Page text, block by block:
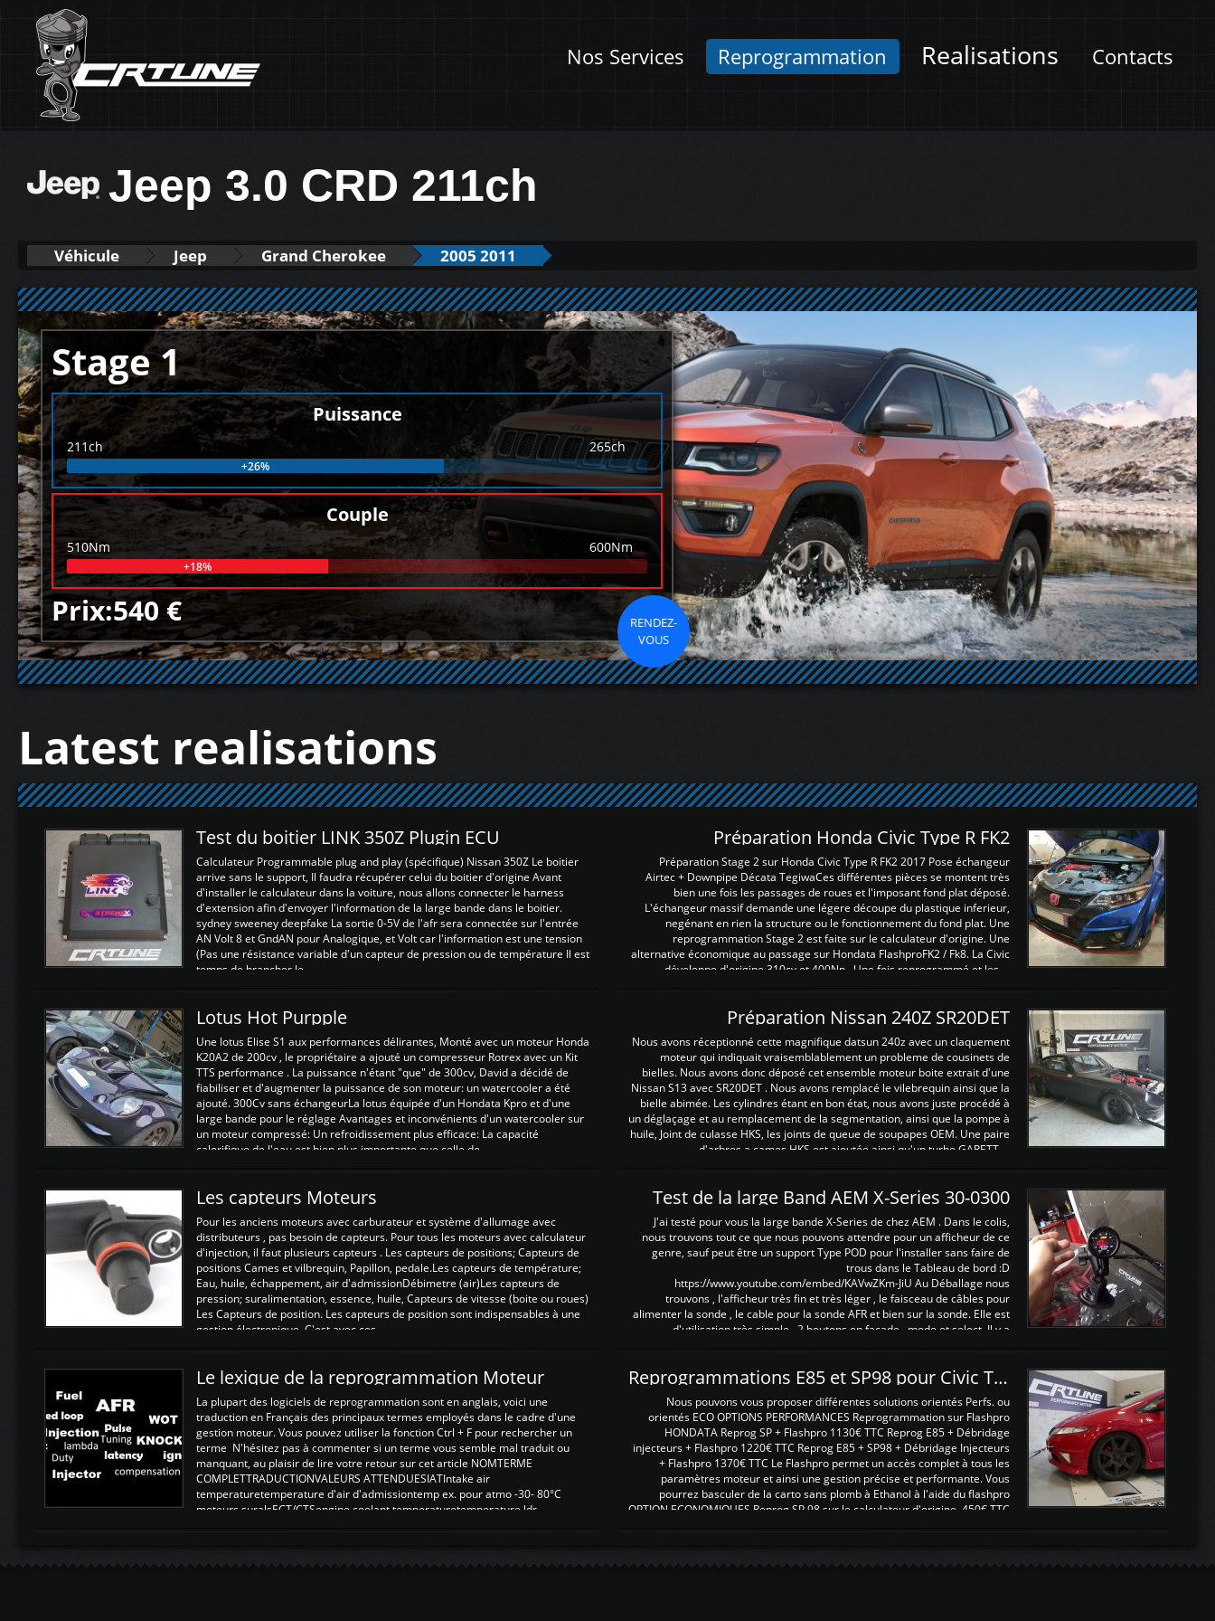
Nos Services Reprogrammation Realisations Contacts
Jeep 3.0 CRD 211ch
Véhicule Jeep Grand Cherokee 2005 2011
Stage 1
Puissance
211ch 265ch
+26%
Couple
510Nm 600Nm
+18%
Prix:540 €
RENDEZ-
VOUS
Latest realisations
Test du boitier LINK 350Z Plugin ECU
Calculateur Programmable plug and play (spécifique) Nissan 350Z Le boitier
arrive sans le support, Il faudra récupérer celui du boitier d'origine Avant
d'installer le calculateur dans la voiture, nous allons connecter le harness
d'extension afin d'envoyer l'information de la large bande dans le boitier.
sydney sweeney deepfake La sortie 0-5V de l'afr sera connectée sur l'entrée
AN Volt 8 et GndAN pour Analogique, et Volt car l'information est une tension
(Pas une résistance variable d'un capteur de pression ou de température Il est
temps de brancher le ...
Préparation Honda Civic Type R FK2
Préparation Stage 2 sur Honda Civic Type R FK2 2017 Pose échangeur
Airtec + Downpipe Décata TegiwaCes différentes pièces se montent très
bien une fois les passages de roues et l'imposant fond plat déposé.
L'échangeur massif demande une légere découpe du plastique inferieur,
negénant en rien la structure ou le fonctionnement du fond plat. Une
reprogrammation Stage 2 est faite sur le calculateur d'origine. Une
alternative économique au passage sur Hondata FlashproFK2 / Fk8. La Civic
développe d'origine 310cv et 400Nn , Une fois reprogrammé et les ...
Lotus Hot Purpple
Une lotus Elise S1 aux performances délirantes, Monté avec un moteur Honda
K20A2 de 200cv , le propriétaire a ajouté un compresseur Rotrex avec un Kit
TTS performance . La puissance n'étant "que" de 300cv, David a décidé de
fiabiliser et d'augmenter la puissance de son moteur: un watercooler a été
ajouté. 300Cv sans échangeurLa lotus équipée d'un Hondata Kpro et d'une
large bande pour le réglage Avantages et inconvénients d'un watercooler sur
un moteur compressé: Un refroidissement plus efficace: La capacité
calorifique de l'eau est bien plus importante que celle de ...
Préparation Nissan 240Z SR20DET
Nous avons réceptionné cette magnifique datsun 240z avec un claquement
moteur qui indiquait vraisemblablement un probleme de cousinets de
bielles. Nous avons donc déposé cet ensemble moteur boite extrait d'une
Nissan S13 avec SR20DET . Nous avons remplacé le vilebrequin ainsi que la
bielle abimée. Les cylindres étant en bon état, nous avons juste procédé à
un déglaçage et au remplacement de la segmentation, ainsi que la pompe à
huile, Joint de culasse HKS, les joints de queue de soupapes OEM. Une paire
d'arbres a cames HKS est ajoutée ainsi qu'un turbo GARETT ...
Les capteurs Moteurs
Pour les anciens moteurs avec carburateur et système d'allumage avec
distributeurs , pas besoin de capteurs. Pour tous les moteurs avec calculateur
d'injection, il faut plusieurs capteurs . Les capteurs de positions; Capteurs de
positions Cames et vilbrequin, Papillon, pedale.Les capteurs de température;
Eau, huile, échappement, air d'admissionDébimetre (air)Les capteurs de
pression; suralimentation, essence, huile, Capteurs de vitesse (boite ou roues)
Les Capteurs de position. Les capteurs de position sont indispensables à une
gestion électronique. C'est avec ces ...
Test de la large Band AEM X-Series 30-0300
J'ai testé pour vous la large bande X-Series de chez AEM . Dans le colis,
nous trouvons tout ce que nous pouvons attendre pour un afficheur de ce
genre, sauf peut être un support Type POD pour l'installer sans faire de
trous dans le Tableau de bord :D
https://www.youtube.com/embed/KAVwZKm-JiU Au Déballage nous
trouvons , l'afficheur très fin et très léger , le faisceau de câbles pour
alimenter la sonde , le cable pour la sonde AFR et bien sur la sonde. Elle est
d'utilisation très simple , 2 boutons en façade , mode et select. Il y a
Le lexique de la reprogrammation Moteur
La plupart des logiciels de reprogrammation sont en anglais, voici une
traduction en Français des principaux termes employés dans le cadre d'une
gestion moteur. Vous pouvez utiliser la fonction Ctrl + F pour rechercher un
terme N'hésitez pas à commenter si un terme vous semble mal traduit ou
manquant, au plaisir de lire votre retour sur cet article NOMTERME
COMPLETTRADUCTIONVALEURS ATTENDUESIATIntake air
temperaturetemperature d'air d'admissiontemp ex. pour atmo -30- 80°C
moteurs suralsECT/CTSengine coolant temperaturetemperature ldr
Reprogrammations E85 et SP98 pour Civic Type R FN2
Nous pouvons vous proposer différentes solutions orientés Perfs. ou
orientés ECO OPTIONS PERFORMANCES Reprogrammation sur Flashpro
HONDATA Reprog SP + Flashpro 1130€ TTC Reprog E85 + Débridage
injecteurs + Flashpro 1220€ TTC Reprog E85 + SP98 + Débridage Injecteurs
+ Flashpro 1370€ TTC Le Flashpro permet un accès complet à tous les
paramètres moteur et ainsi une gestion précise et performante. Vous
pourrez basculer de la carto sans plomb à Ethanol à l'aide du flashpro
OPTION ECONOMIQUES Reprog SP 98 sur le calculateur d'origine 450€ TTC